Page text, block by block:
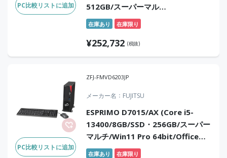
PC比較リストに追加
512GB/スーパーマル
チ/Win11Pro/OfficeH&B2024）
在庫あり 在庫限り
¥252,732 (税抜)
PC比較リストに追加
ZFJ-FMVD6203JP
メーカー名 FUJITSU
ESPRIMO D7015/AX (Core i5-
13400/8GB/SSD・256GB/スーパー
マルチ/Win11 Pro 64bit/Officeな
し)
在庫あり 在庫限り